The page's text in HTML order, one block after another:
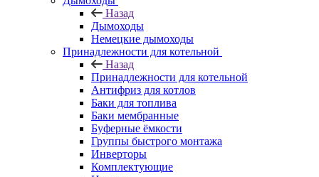
Назад
Дымоходы
Немецкие дымоходы
Принадлежности для котельной
Назад
Принадлежности для котельной
Антифриз для котлов
Баки для топлива
Баки мембранные
Буферные ёмкости
Группы быстрого монтажа
Инверторы
Комплектующие